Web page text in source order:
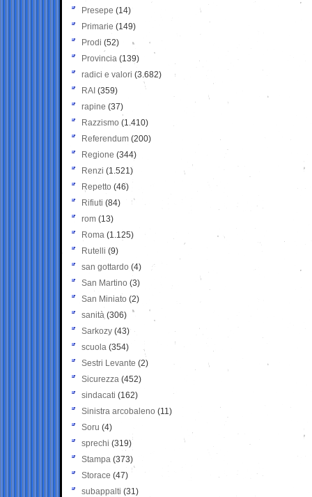
Presepe (14)
Primarie (149)
Prodi (52)
Provincia (139)
radici e valori (3.682)
RAI (359)
rapine (37)
Razzismo (1.410)
Referendum (200)
Regione (344)
Renzi (1.521)
Repetto (46)
Rifiuti (84)
rom (13)
Roma (1.125)
Rutelli (9)
san gottardo (4)
San Martino (3)
San Miniato (2)
sanità (306)
Sarkozy (43)
scuola (354)
Sestri Levante (2)
Sicurezza (452)
sindacati (162)
Sinistra arcobaleno (11)
Soru (4)
sprechi (319)
Stampa (373)
Storace (47)
subappalti (31)